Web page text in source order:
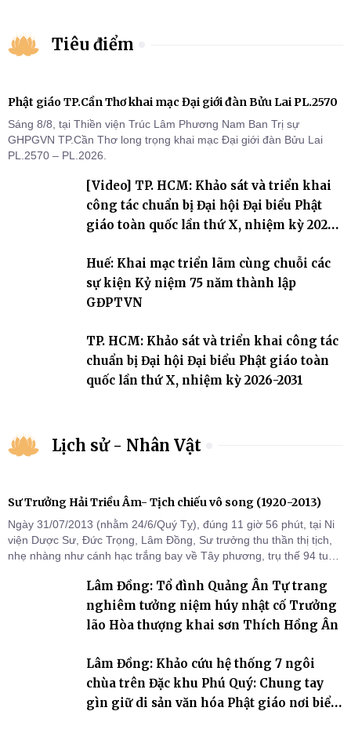
Tiêu điểm
Phật giáo TP.Cần Thơ khai mạc Đại giới đàn Bửu Lai PL.2570
Sáng 8/8, tại Thiền viện Trúc Lâm Phương Nam Ban Trị sự
GHPGVN TP.Cần Thơ long trọng khai mạc Đại giới đàn Bửu Lai
PL.2570 – PL.2026.
[Video] TP. HCM: Khảo sát và triển khai
công tác chuẩn bị Đại hội Đại biểu Phật
giáo toàn quốc lần thứ X, nhiệm kỳ 2026-
Huế: Khai mạc triển lãm cùng chuỗi các
sự kiện Kỷ niệm 75 năm thành lập
GĐPTVN
TP. HCM: Khảo sát và triển khai công tác
chuẩn bị Đại hội Đại biểu Phật giáo toàn
quốc lần thứ X, nhiệm kỳ 2026-2031
Lịch sử - Nhân Vật
Sư Trưởng Hải Triều Âm- Tịch chiếu vô song (1920-2013)
Ngày 31/07/2013 (nhằm 24/6/Quý Tỵ), đúng 11 giờ 56 phút, tại Ni
viện Dược Sư, Đức Trọng, Lâm Đồng, Sư trưởng thu thần thị tịch,
nhẹ nhàng như cánh hạc trắng bay về Tây phương, trụ thế 94 tuổi
Lâm Đồng: Tổ đình Quảng Ân Tự trang
nghiêm tưởng niệm húy nhật cố Trưởng
lão Hòa thượng khai sơn Thích Hồng Ân
Lâm Đồng: Khảo cứu hệ thống 7 ngôi
chùa trên Đặc khu Phú Quý: Chung tay
gìn giữ di sản văn hóa Phật giáo nơi biển